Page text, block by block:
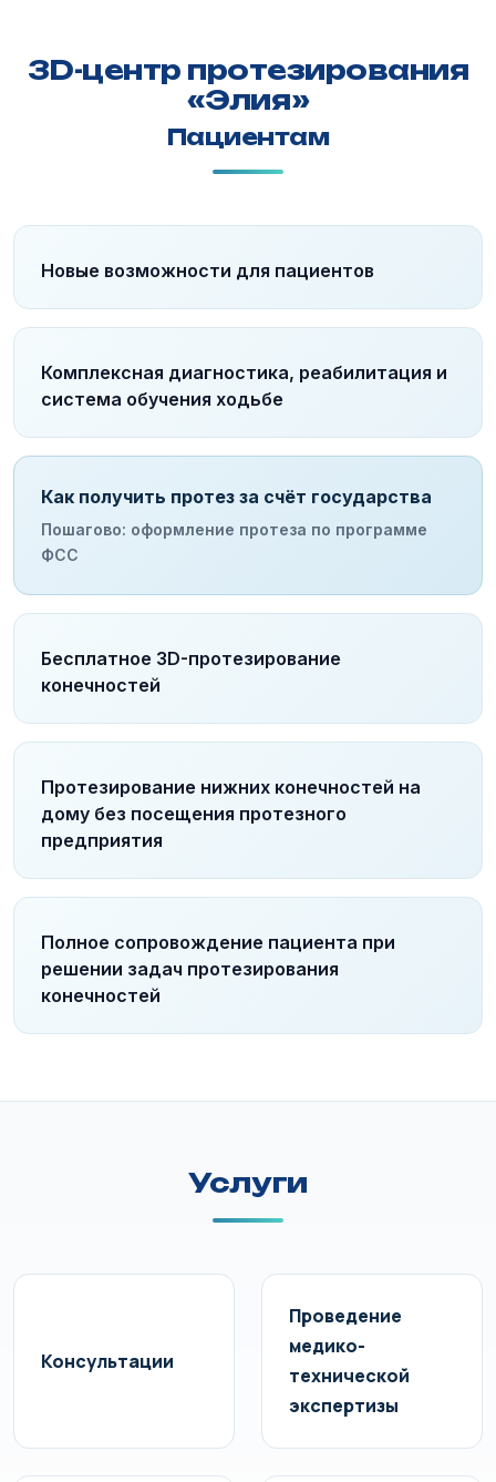
3D-центр протезирования
«Элия»
Пациентам
Новые возможности для пациентов
Комплексная диагностика, реабилитация и
система обучения ходьбе
Как получить протез за счёт государства
Пошагово: оформление протеза по программе
ФСС
Бесплатное 3D-протезирование
конечностей
Протезирование нижних конечностей на
дому без посещения протезного
предприятия
Полное сопровождение пациента при
решении задач протезирования
конечностей
Услуги
Консультации
Проведение
медико-
технической
экспертизы